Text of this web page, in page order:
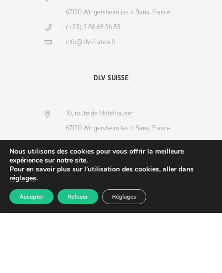
Produits Recherche Commande
67170 Wingersheim les 4 Bans, France
(+33) 3 88 68 36 53
info@dlv-france.fr
DLV SUISSE
10, route de Mittelhausen
67170 Wingersheim les 4 Bans, France
info@dlv-france.fr
Nous utilisons des cookies pour vous offrir la meilleure
expérience sur notre site.
Pour en savoir plus sur l'utilisation des cookies, aller dans
réglages.
Accepter Refuser Réglages